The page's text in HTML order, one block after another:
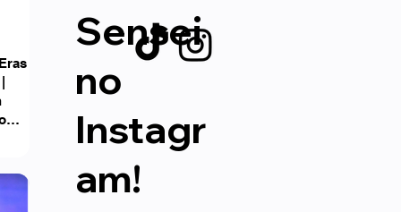
Sensei
no
Instagr
am!